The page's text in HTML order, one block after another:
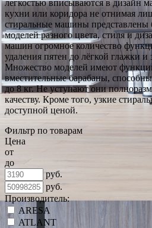
легкостью вписываются в дизайн
кухни или коридора не отнимая
стиральные машины представлены
моделей разного цвета, стиля и
машин огромное количество
удаления пятен до лёгкой глажки и
Множество моделей имеют
вместительные барабаны,
до 8 кг. Не уступают они
качеству. Кроме того, узкие
доступной ценой.
Фильтр по товарам
Цена
от
до
руб.
руб.
Производитель:
ARESA
ATLANT